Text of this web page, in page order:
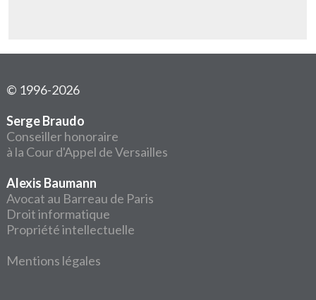
© 1996-2026
Serge Braudo
Conseiller honoraire
à la Cour d'Appel de Versailles
Alexis Baumann
Avocat au Barreau de Paris
Droit informatique
Propriété intellectuelle
Mentions légales